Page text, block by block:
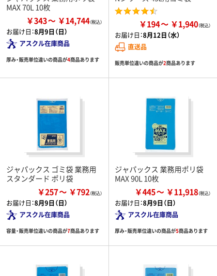
MAX 70L 10枚
￥343 ￥14,744
お届け日：8月9日（日）
アスクル在庫商品
厚み・販売単位違いの商品が4商品あります
￥194 ￥1,940
お届け日：8月12日（水）
直送品
販売単位違いの商品が2商品あります
ジャパックス ゴミ袋 業務用
スタンダード ポリ袋
￥257 ￥792
お届け日：8月9日（日）
アスクル在庫商品
容量・販売単位違いの商品が7商品あります
ジャパックス 業務用ポリ袋
MAX 90L 10枚
￥445 ￥11,918
お届け日：8月9日（日）
アスクル在庫商品
厚み・販売単位違いの商品が5商品あります